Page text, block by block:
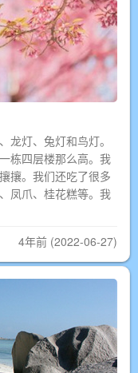
龙灯、兔灯和鸟灯。
栋四层楼那么高。我
攘。我们还吃了很多
凤爪、桂花糕等。我
4年前 (2022-06-27)